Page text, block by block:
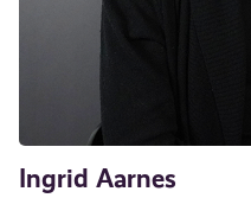
Ingrid Aarnes